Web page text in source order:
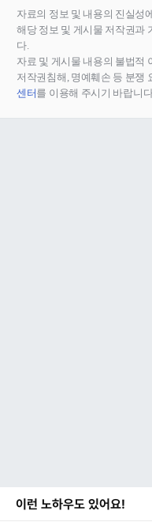
자료의 정보 및 내용의 진실성
해당 정보 및 게시물 저작권과
다.
자료 및 게시물 내용의 불법적
저작권침해, 명예훼손 등 분쟁
센터를 이용해 주시기 바랍니
이런 노하우도 있어요!